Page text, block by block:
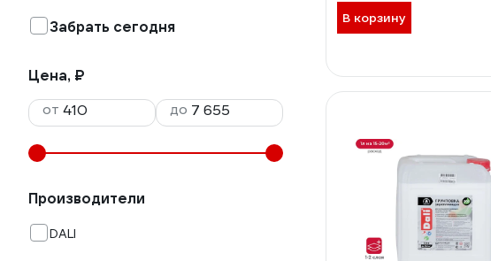
Забрать сегодня
Цена, ₽
от
до
Производители
DALI
В корзину